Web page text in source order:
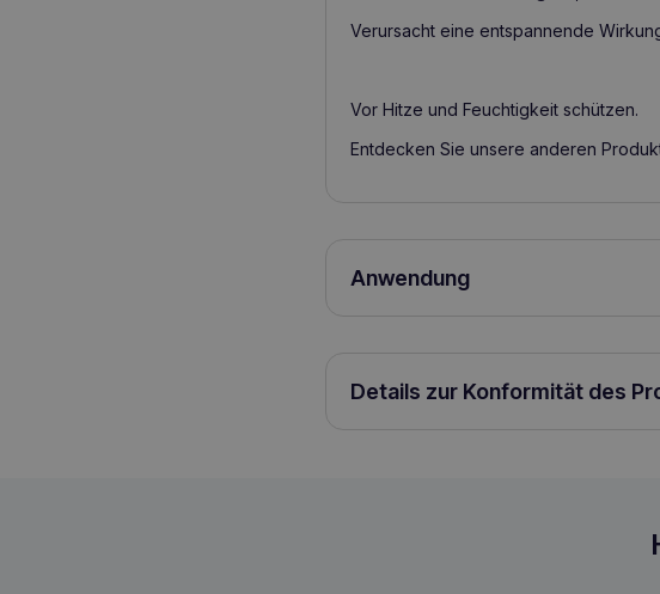
Verursacht eine entspannende
Vor Hitze und Feuchtigkeit schützen.
Entdecken Sie unsere anderen
Anwendung
morgens und abends. Für eine
2 Monaten, wiederholen Sie die
Details zur Konformität des
VIRBAC Anxitane mittlerer und großer Hund 30